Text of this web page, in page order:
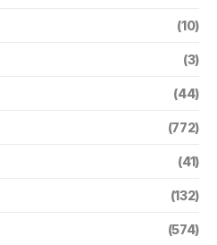
(10)
(3)
(44)
(772)
(41)
(132)
(574)